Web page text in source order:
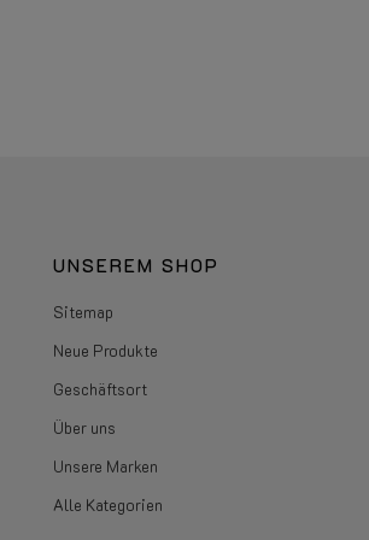
UNSEREM SHOP
Sitemap
Neue Produkte
Geschäftsort
Über uns
Unsere Marken
Alle Kategorien